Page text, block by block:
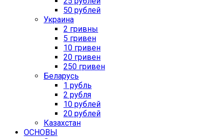
50 рублей
Украина
2 гривны
5 гривен
10 гривен
20 гривен
250 гривен
Беларусь
1 рубль
2 рубля
10 рублей
20 рублей
Казахстан
ОСНОВЫ